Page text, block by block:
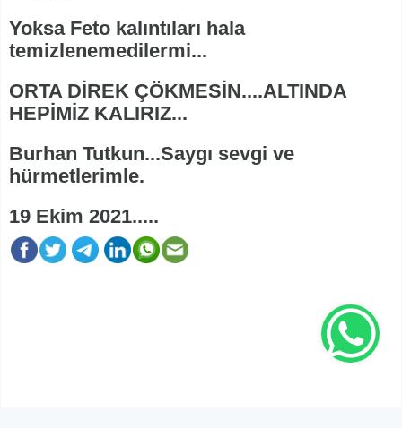
Yoksa Feto kalıntıları hala
temizlenemedilermi...
ORTA DİREK ÇÖKMESİN....ALTINDA
HEPİMİZ KALIRIZ...
Burhan Tutkun...Saygı sevgi ve
hürmetlerimle.
19 Ekim 2021.....